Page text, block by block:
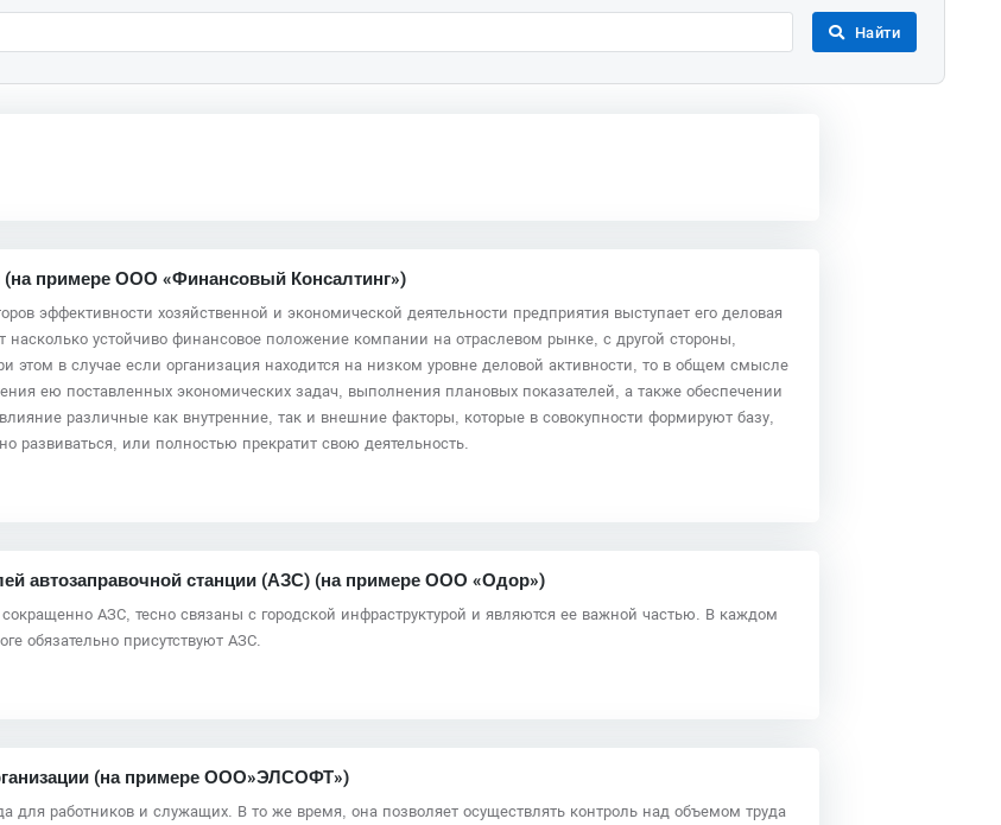
Найти
(на примере ООО «Финансовый Консалтинг»)
эффективности хозяйственной и экономической деятельности предприятия выступает его деловая
насколько устойчиво финансовое положение компании на отраслевом рынке, с другой стороны,
этом в случае если организация находится на низком уровне деловой активности, то в общем смысле
ею поставленных экономических задач, выполнения плановых показателей, а также обеспечении
различные как внутренние, так и внешние факторы, которые в совокупности формируют базу,
развиваться, или полностью прекратит свою деятельность.
автозаправочной станции (АЗС) (на примере ООО «Одор»)
АЗС, тесно связаны с городской инфраструктурой и являются ее важной частью. В каждом
обязательно присутствуют АЗС.
(на примере ООО»ЭЛСОФТ»)
для работников и служащих. В то же время, она позволяет осуществлять контроль над объемом труда